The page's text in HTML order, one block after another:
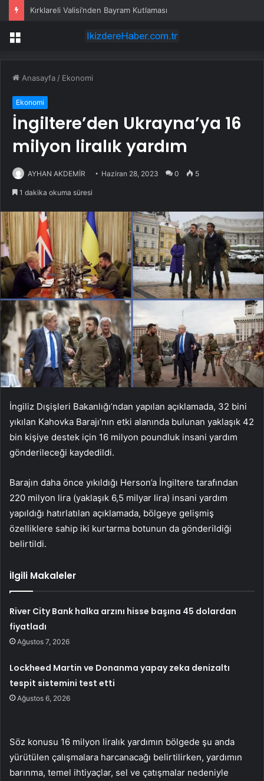
Kırklareli Valisi’nden Bayram Kutlaması
Menü
Anasayfa / Ekonomi
Ekonomi
İngiltere’den Ukrayna’ya 16
milyon liralık yardım
AYHAN AKDEMİR Haziran 28, 2023 0 5
1 dakika okuma süresi
İngiliz Dışişleri Bakanlığı’ndan yapılan açıklamada, 32 bini
yıkılan Kahovka Barajı’nın etki alanında bulunan yaklaşık 42
bin kişiye destek için 16 milyon poundluk insani yardım
gönderileceği kaydedildi.
Barajın daha önce yıkıldığı Herson’a İngiltere tarafından
220 milyon lira (yaklaşık 6,5 milyar lira) insani yardım
yapıldığı hatırlatılan açıklamada, bölgeye gelişmiş
özelliklere sahip iki kurtarma botunun da gönderildiği
belirtildi.
İlgili Makaleler
River City Bank halka arzını hisse başına 45 dolardan
fiyatladı
Ağustos 7, 2026
Lockheed Martin ve Donanma yapay zeka denizaltı
tespit sistemini test etti
Ağustos 6, 2026
Söz konusu 16 milyon liralık yardımın bölgede şu anda
yürütülen çalışmalara harcanacağı belirtilirken, yardımın
barınma, temel ihtiyaçlar, sel ve çatışmalar nedeniyle